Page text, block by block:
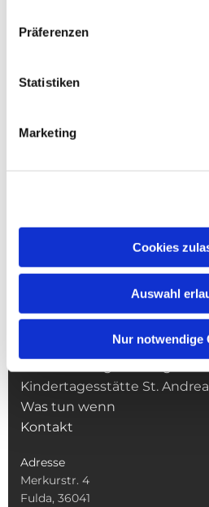
Präferenzen
Statistiken
Marketing
Cookies
Auswahl
Nur notwendige
NAVIGATION
Kindertagesstätte St.
Was tun wenn
Kontakt
Adresse
Merkurstr. 4
Fulda, 36041